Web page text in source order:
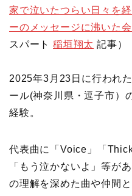
家で泣いたつらい日々を
ーのメッセージに沸いた
スパート 稲垣翔太 記事）
2025年3月23日に行われ
ール(神奈川県・逗子市）
経験。
代表曲に「Voice」「
「もう泣かないよ」等が
の理解を深めた曲や仲間